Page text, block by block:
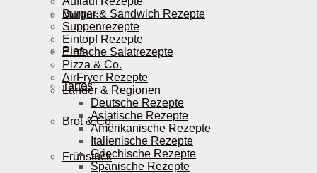
Muffins
Pies
Tartes
Brot & Co.
Frühstück
Burger & Sandwich Rezepte
Suppenrezepte
Eintopf Rezepte
Einfache Salatrezepte
Pizza & Co.
AirFryer Rezepte
Länder & Regionen
Deutsche Rezepte
Asiatische Rezepte
Amerikanische Rezepte
Italienische Rezepte
Griechische Rezepte
Spanische Rezepte